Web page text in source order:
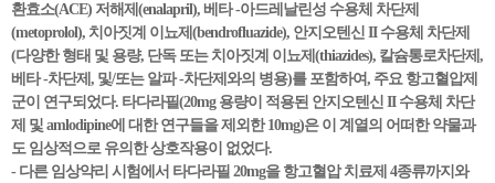
환효소(ACE) 저해제(enalapril), 베타 -아드레날린성 수용체 차단제
(metoprolol), 치아짓계 이뇨제(bendrofluazide), 안지오텐신 II 수용체 차단제
(다양한 형태 및 용량, 단독 또는 치아짓계 이뇨제(thiazides), 칼슘통로차단제,
베타 -차단제, 및/또는 알파 -차단제와의 병용)를 포함하여, 주요 항고혈압제
군이 연구되었다. 타다라필(20mg 용량이 적용된 안지오텐신 II 수용체 차단
제 및 amlodipine에 대한 연구들을 제외한 10mg)은 이 계열의 어떠한 약물과
도 임상적으로 유의한 상호작용이 없었다.
- 다른 임상약리 시험에서 타다라필 20mg을 항고혈압 치료제 4종류까지와